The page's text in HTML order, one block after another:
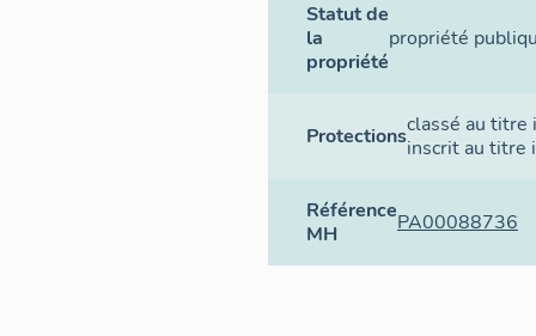
Statut de
la
propriété
propriété
Protectionsclassé au titre
inscrit au titre
Référence
MH
PA00088736